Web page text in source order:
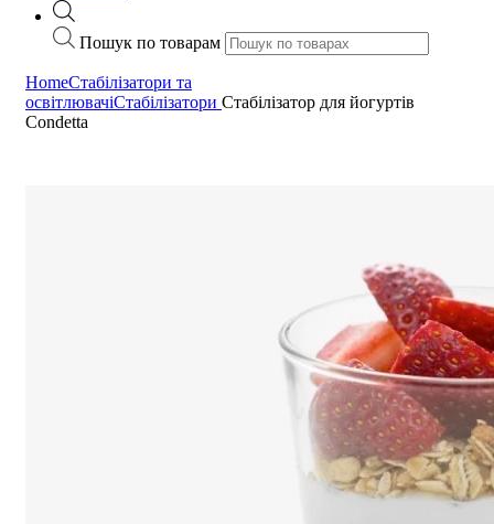
Пошук по товарам
HomeСтабілізатори та
освітлювачіСтабілізатори Стабілізатор для йогуртів
Condetta